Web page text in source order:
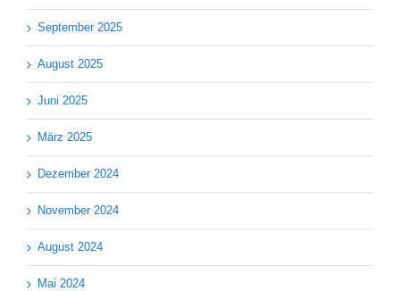
September 2025
August 2025
Juni 2025
März 2025
Dezember 2024
November 2024
August 2024
Mai 2024